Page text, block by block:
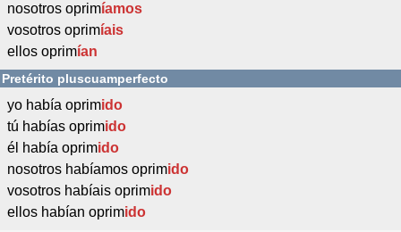
nosotros oprimíamos
vosotros oprimíais
ellos oprimían
Pretérito pluscuamperfecto
yo había oprimido
tú habías oprimido
él había oprimido
nosotros habíamos oprimido
vosotros habíais oprimido
ellos habían oprimido